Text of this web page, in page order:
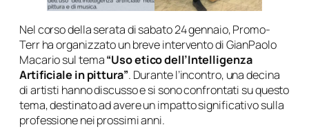
Nel corso della serata di sabato 24 gennaio, Promo-
Terr ha organizzato un breve intervento di GianPaolo
Macario sul tema“Uso etico dell’Intelligenza
Artificiale in pittura”. Durante l’incontro, una decina
di artisti hanno discusso e si sono confrontati su questo
tema, destinato ad avere un impatto significativo sulla
professione nei prossimi anni.